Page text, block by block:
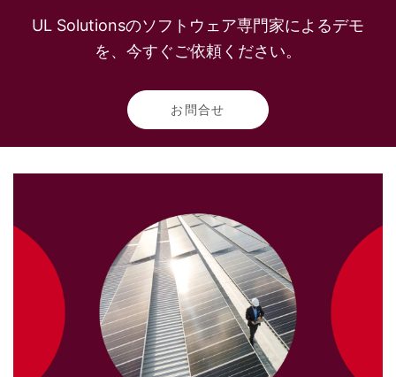
UL Solutionsのソフトウェア専門家によるデモ
を、今すぐご依頼ください。
お問合せ